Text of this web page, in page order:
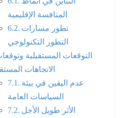
المنافسة الإقليمية
تطور مسارات
التطور التكنولوجي
التوقعات المستقبلية وتوقعات
الاتجاهات المستقبلية
عدم اليقين في بيئة
السياسات العامة
الأثر طويل الأجل